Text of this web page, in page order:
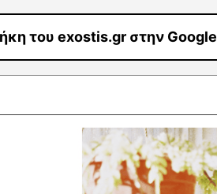
του exostis.gr στην Google